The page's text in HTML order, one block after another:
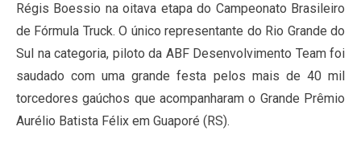
Régis Boessio na oitava etapa do Campeonato Brasileiro
de Fórmula Truck. O único representante do Rio Grande do
Sul na categoria, piloto da ABF Desenvolvimento Team foi
saudado com uma grande festa pelos mais de 40 mil
torcedores gaúchos que acompanharam o Grande Prêmio
Aurélio Batista Félix em Guaporé (RS).